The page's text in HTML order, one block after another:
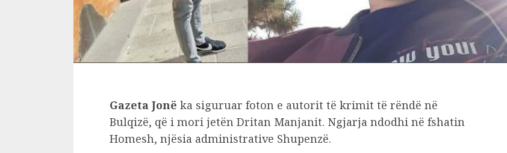
Gazeta Jonë ka siguruar foton e autorit të krimit të rëndë në
Bulqizë, që i mori jetën Dritan Manjanit. Ngjarja ndodhi në fshatin
Homesh, njësia administrative Shupenzë.